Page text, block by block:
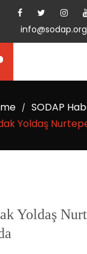
info@sodap.org
/ SODAP
Yoldaş
Yoldaş